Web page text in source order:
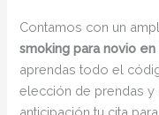
Contamos con un
smoking para novio en
aprendas todo el
elección de prendas y